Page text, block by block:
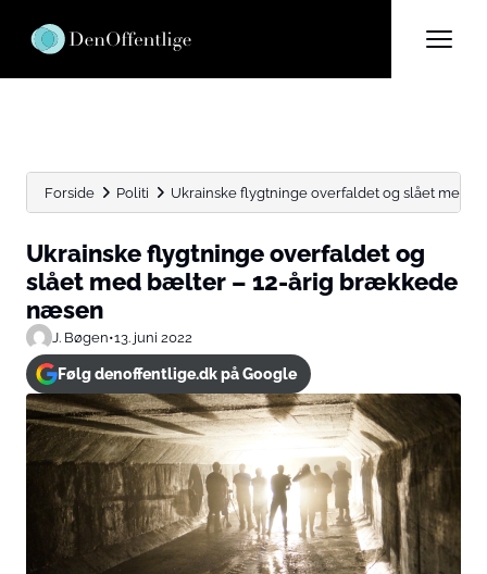
Forside Politi Ukrainske flygtninge overfaldet og slået med
Ukrainske flygtninge overfaldet og
slået med bælter – 12-årig brækkede
næsen
J. Bøgen•13. juni 2022
Følg denoffentlige.dk på Google